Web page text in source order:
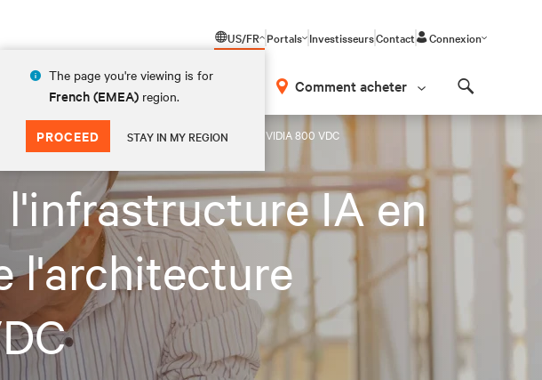
US/FR
The page you're viewing is for
French (EMEA) region.
PROCEED STAY IN MY REGION
Portals InvestisseursContact Connexion
Insights À propos Comment acheter
avec l'annonce de l'architecture d'alimentation NVIDIA 800 VDC
IA en
l'architecture